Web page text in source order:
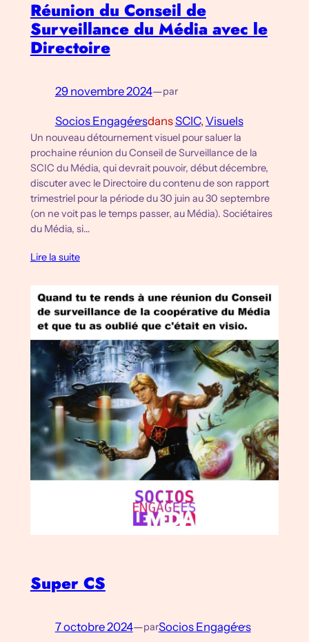
Réunion du Conseil de
Surveillance du Média avec le
Directoire
29 novembre 2024—par
Socios Engagé·e·sdansSCIC, Visuels
Un nouveau détournement visuel pour saluer la
prochaine réunion du Conseil de Surveillance de la
SCIC du Média, qui devrait pouvoir, début décembre,
discuter avec le Directoire du contenu de son rapport
trimestriel pour la période du 30 juin au 30 septembre
(on ne voit pas le temps passer, au Média). Sociétaires
du Média, si…
Lire la suite
Super CS
7 octobre 2024—parSocios Engagé·e·s